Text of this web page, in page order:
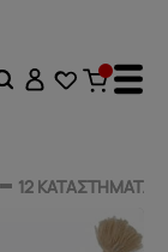
12 ΚΑΤΑΣΤΗΜΑΤΑ
12 ΚΑΤΑΣΤΗΜΑΤΑ